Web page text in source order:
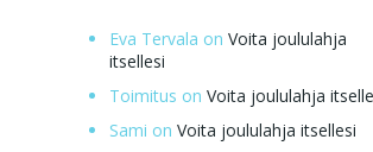
Eva Tervala on Voita joululahja
itsellesi
Toimitus on Voita joululahja
Sami on Voita joululahja itsellesi